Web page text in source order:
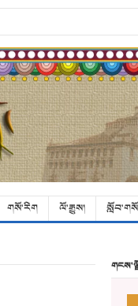
གསོ་རིག ལོ་རྒྱུས།